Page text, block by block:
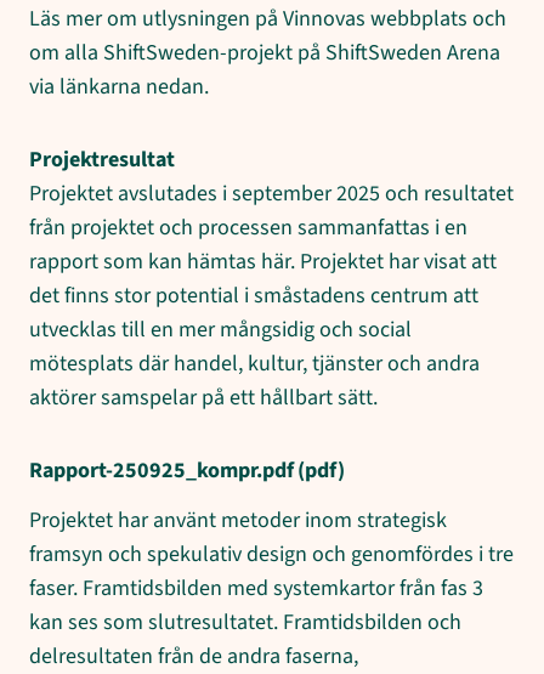
Läs mer om utlysningen på Vinnovas webbplats och
om alla ShiftSweden-projekt på ShiftSweden Arena
via länkarna nedan.
Projektresultat
Projektet avslutades i september 2025 och resultatet
från projektet och processen sammanfattas i en
rapport som kan hämtas här. Projektet har visat att
det finns stor potential i småstadens centrum att
utvecklas till en mer mångsidig och social
mötesplats där handel, kultur, tjänster och andra
aktörer samspelar på ett hållbart sätt.
Rapport-250925_kompr.pdf(pdf)
Projektet har använt metoder inom strategisk
framsyn och spekulativ design och genomfördes i tre
faser. Framtidsbilden med systemkartor från fas 3
kan ses som slutresultatet. Framtidsbilden och
delresultaten från de andra faserna,